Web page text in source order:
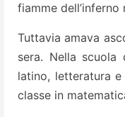
fiamme dell’inferno
Tuttavia amava
sera. Nella
latino, letteratura
classe in